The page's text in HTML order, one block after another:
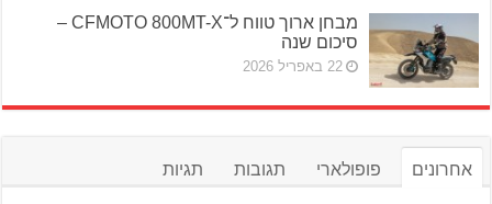
מבחן ארוך טווח ל־CFMOTO 800MT-X –
סיכום שנה
22 באפריל 2026
אחרונים פופולארי תגובות תגיות